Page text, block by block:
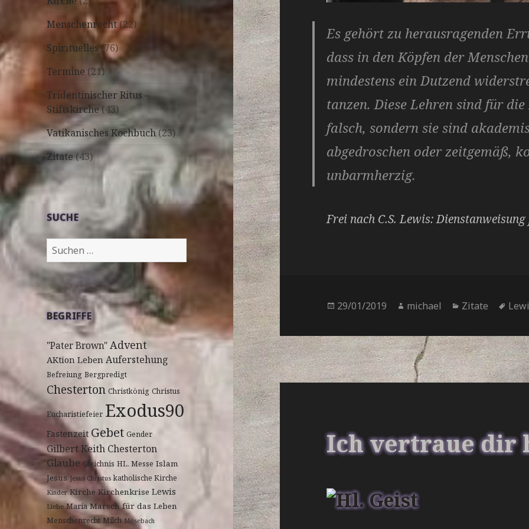
Menschenrecht(22)
Spirituelles(76)
Termine (21)
Tridentinischer Ritus –
Stiftskirche(43)
Vatikanisches Kochbuch(23)
Zitate(43)
SUCHE
Suchen
nach:
BEGRIFFE
"Pater Brown"Advent
AKtion Leben Auferstehung
Befreiung Bergpredigt
Chesterton Christkönig Christus
Eucharistiefeier Exodus90
Fastenzeit Gebet Gender
Gilbert Keith Chesterton
Glaube Gleichnis HL. Messe Islam
Jesus Jesus Christus katholische Kirche
Kinder Kirche Kirchenkrise Lewis
Liebe Maria Marsch für das Leben
Menschenrecht Milch Mosebach
Es gehört zu herausragenden
dass in den Köpfen der
mindestens ein Dutzend
tanzen. Diese Lehren sind für
falsch, sondern sie sind
abgedroschen oder zeitgemäß,
unbarmherzig.
Frei nach C.S. Lewis:
Veröffentlicht
29/01/2019 Autor
michael Kategorien
Zitate
Ich vertraue dir